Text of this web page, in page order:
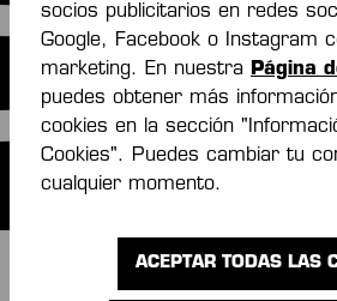
socios publicitarios en redes
Google, Facebook o Instagram
marketing. En nuestra
Página
puedes obtener más
cookies en la sección
Cookies". Puedes cambiar tu
cualquier momento.
ACEPTAR TODAS LAS